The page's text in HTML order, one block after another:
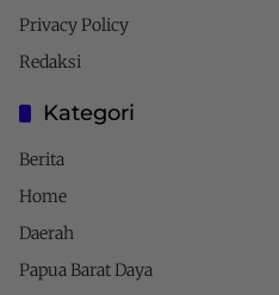
Privacy Policy
Redaksi
Kategori
Berita
Home
Daerah
Papua Barat Daya